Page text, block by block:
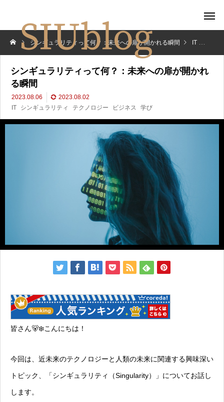
シンギュラリティって何？：未来への扉が開かれる瞬間 IT
シンギュラリティって何？：未来への扉が開かれ
る瞬間
2023.08.06
2023.08.02
IT
シンギュラリティ テクノロジー ビジネス 学び
皆さん🐻‍❄️こんにちは！
今回は、近未来のテクノロジーと人類の未来に関連する興味深い
トピック、「シンギュラリティ（Singularity）」についてお話し
します。